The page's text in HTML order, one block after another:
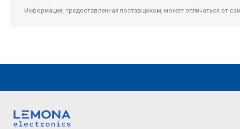
Информация, предоставленная поставщиком, может отличаться от